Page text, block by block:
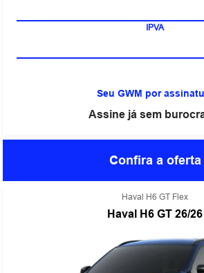
IPVA
Seu GWM por
Assine já sem
Confira a oferta
Haval H6 GT Flex
Haval H6 GT 26/26